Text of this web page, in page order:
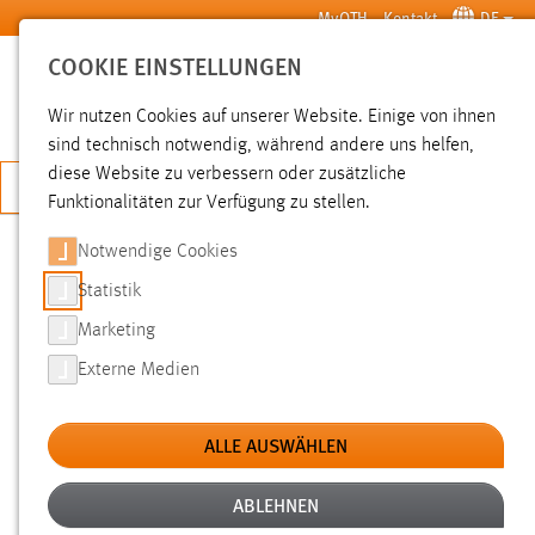
Zum Hauptinhalt springen MyOTH Kontakt DE
SUCHE
JETZT BEWERBEN
SUCHE
FILTER
Typ
Erstellungsdatum
COOKIE EINSTELLUNGEN
Wir nutzen Cookies auf unserer Website. Einige von ihnen
sind technisch notwendig, während andere uns helfen,
diese Website zu verbessern oder zusätzliche
Funktionalitäten zur Verfügung zu stellen.
Notwendige Cookies
Statistik
Marketing
Externe Medien
ALLE AUSWÄHLEN
ABLEHNEN